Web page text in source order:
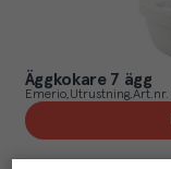
Äggkokare 7 ägg
Emerio Utrustning Art.nr.